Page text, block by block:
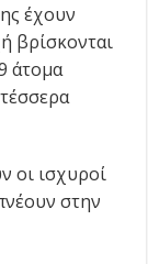
έχουν
βρίσκονται
άτομα
οι ισχυροί
στην